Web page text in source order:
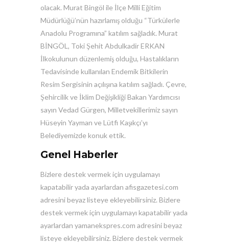
olacak. Murat Bingöl ile İlçe Milli Eğitim
Müdürlüğü’nün hazırlamış olduğu “Türkülerle
Anadolu Programına” katılım sağladık. Murat
BİNGÖL, Toki Şehit Abdulkadir ERKAN
İlkokulunun düzenlemiş olduğu, Hastalıkların
Tedavisinde kullanılan Endemik Bitkilerin
Resim Sergisinin açılışına katılım sağladı. Çevre,
Şehircilik ve İklim Değişikliği Bakan Yardımcısı
sayın Vedad Gürgen, Milletvekillerimiz sayın
Hüseyin Yayman ve Lütfi Kaşıkçı’yı
Belediyemizde konuk ettik.
Genel Haberler
Bizlere destek vermek için uygulamayı
kapatabilir yada ayarlardan afisgazetesi.com
adresini beyaz listeye ekleyebilirsiniz. Bizlere
destek vermek için uygulamayı kapatabilir yada
ayarlardan yamanekspres.com adresini beyaz
listeye ekleyebilirsiniz. Bizlere destek vermek